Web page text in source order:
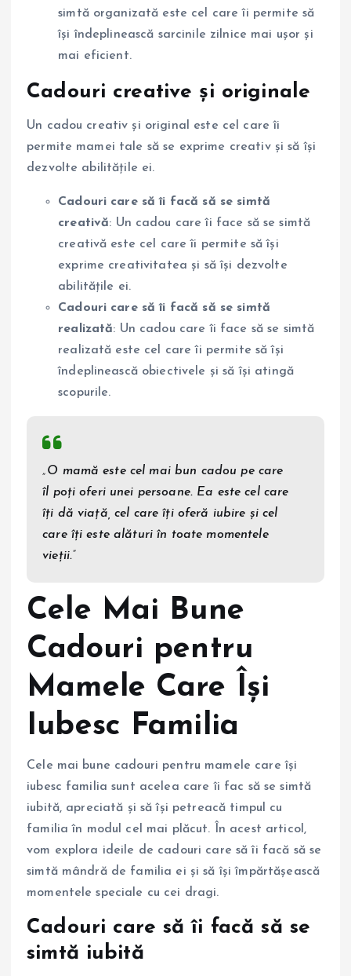
simtă organizată este cel care îi permite să
își îndeplinească sarcinile zilnice mai ușor și
mai eficient.
Cadouri creative și originale
Un cadou creativ și original este cel care îi
permite mamei tale să se exprime creativ și să își
dezvolte abilitățile ei.
Cadouri care să îi facă să se simtă
creativă: Un cadou care îi face să se simtă
creativă este cel care îi permite să își
exprime creativitatea și să își dezvolte
abilitățile ei.
Cadouri care să îi facă să se simtă
realizată: Un cadou care îi face să se simtă
realizată este cel care îi permite să își
îndeplinească obiectivele și să își atingă
scopurile.
„O mamă este cel mai bun cadou pe care
îl poți oferi unei persoane. Ea este cel care
îți dă viață, cel care îți oferă iubire și cel
care îți este alături în toate momentele
vieții.”
Cele Mai Bune
Cadouri pentru
Mamele Care Își
Iubesc Familia
Cele mai bune cadouri pentru mamele care își
iubesc familia sunt acelea care îi fac să se simtă
iubită, apreciată și să își petreacă timpul cu
familia în modul cel mai plăcut. În acest articol,
vom explora ideile de cadouri care să îi facă să se
simtă mândră de familia ei și să își împărtășească
momentele speciale cu cei dragi.
Cadouri care să îi facă să se
simtă iubită